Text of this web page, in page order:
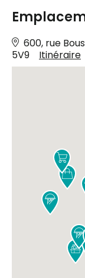
600, rue
5V9
Itinéraire




